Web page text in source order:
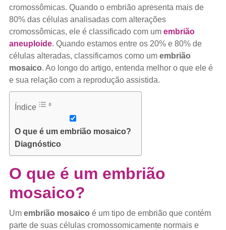
cromossômicas. Quando o embrião apresenta mais de
80% das células analisadas com alterações
cromossômicas, ele é classificado com um embrião
aneuploide. Quando estamos entre os 20% e 80% de
células alteradas, classificamos como um embrião
mosaico. Ao longo do artigo, entenda melhor o que ele é
e sua relação com a reprodução assistida.
Índice
O que é um embrião mosaico?
Diagnóstico
O que é um embrião
mosaico?
Um embrião mosaico é um tipo de embrião que contém
parte de suas células cromossomicamente normais e